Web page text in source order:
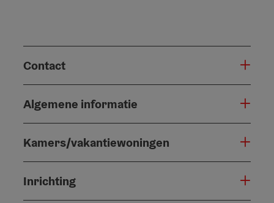
Contact
Algemene informatie
Kamers/vakantiewoningen
Inrichting